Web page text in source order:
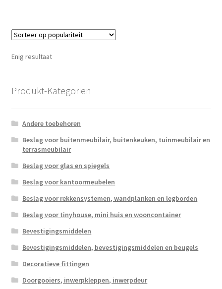
Enig resultaat
Produkt-Kategorien
Andere toebehoren
Beslag voor buitenmeubilair, buitenkeuken, tuinmeubilair en
terrasmeubilair
Beslag voor glas en spiegels
Beslag voor kantoormeubelen
Beslag voor rekkensystemen, wandplanken en legborden
Beslag voor tinyhouse, mini huis en wooncontainer
Bevestigingsmiddelen
Bevestigingsmiddelen, bevestigingsmiddelen en beugels
Decoratieve fittingen
Doorgooiers, inwerpkleppen, inwerpdeur